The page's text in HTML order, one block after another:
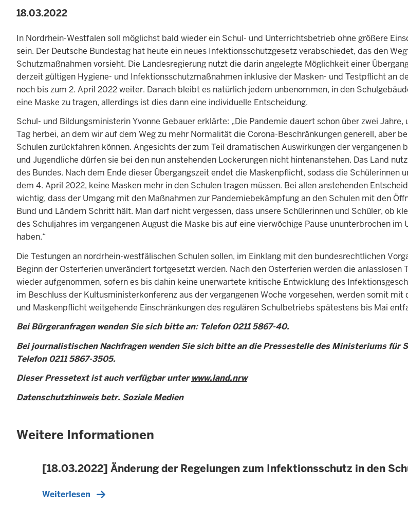
18.03.2022
In Nordrhein-Westfalen soll möglichst bald wieder ein Schul- und Unterrichtsbetrieb ohne größere
sein. Der Deutsche Bundestag hat heute ein neues Infektionsschutzgesetz verabschiedet, das den
Schutzmaßnahmen vorsieht. Die Landesregierung nutzt die darin angelegte Möglichkeit einer
derzeit gültigen Hygiene- und Infektionsschutzmaßnahmen inklusive der Masken- und Testpflicht an
noch bis zum 2. April 2022 weiter. Danach bleibt es natürlich jedem unbenommen, in den
eine Maske zu tragen, allerdings ist dies dann eine individuelle Entscheidung.
Schul- und Bildungsministerin Yvonne Gebauer erklärte: „Die Pandemie dauert schon über zwei Jahre,
Tag herbei, an dem wir auf dem Weg zu mehr Normalität die Corona-Beschränkungen generell, aber
Schulen zurückfahren können. Angesichts der zum Teil dramatischen Auswirkungen der vergangenen
und Jugendliche dürfen sie bei den nun anstehenden Lockerungen nicht hintenanstehen. Das Land
des Bundes. Nach dem Ende dieser Übergangszeit endet die Maskenpflicht, sodass die Schülerinnen
dem 4. April 2022, keine Masken mehr in den Schulen tragen müssen. Bei allen anstehenden
wichtig, dass der Umgang mit den Maßnahmen zur Pandemiebekämpfung an den Schulen mit den
Bund und Ländern Schritt hält. Man darf nicht vergessen, dass unsere Schülerinnen und Schüler, ob
des Schuljahres im vergangenen August die Maske bis auf eine vierwöchige Pause ununterbrochen im
haben.“
Die Testungen an nordrhein-westfälischen Schulen sollen, im Einklang mit den bundesrechtlichen
Beginn der Osterferien unverändert fortgesetzt werden. Nach den Osterferien werden die anlasslosen
wieder aufgenommen, sofern es bis dahin keine unerwartete kritische Entwicklung des
im Beschluss der Kultusministerkonferenz aus der vergangenen Woche vorgesehen, werden somit mit
und Maskenpflicht weitgehende Einschränkungen des regulären Schulbetriebs spätestens bis Mai
Bei Bürgeranfragen wenden Sie sich bitte an: Telefon 0211 5867-40.
Bei journalistischen Nachfragen wenden Sie sich bitte an die Pressestelle des Ministeriums für
Telefon 0211 5867-3505.
Dieser Pressetext ist auch verfügbar unterwww.land.nrw
Datenschutzhinweis betr. Soziale Medien
Weitere Informationen
[18.03.2022] Änderung der Regelungen zum Infektionsschutz in den
Weiterlesen